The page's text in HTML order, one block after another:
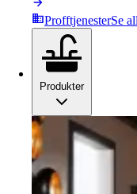
ProfftjenesterSe
Produkter